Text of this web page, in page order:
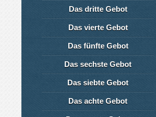
Das dritte Gebot
Das vierte Gebot
Das fünfte Gebot
Das sechste Gebot
Das siebte Gebot
Das achte Gebot